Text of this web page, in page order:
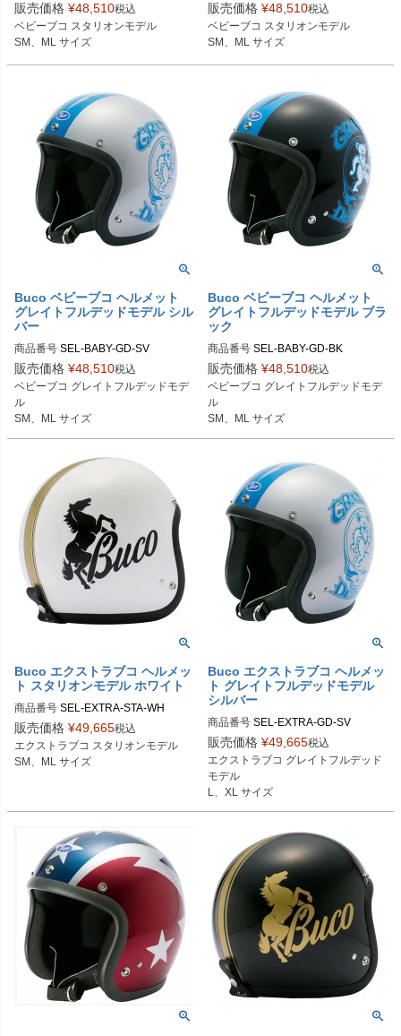
SMサイズ商品コード：0107BBCST
013
14
Buco（ブコ）
販売価格 ¥48,510税込
ベビーブコ スタリオンモデル
SM、ML サイズ
SMサイズ商品コード：0107BBCST
023
24
Buco（ブコ）
販売価格 ¥48,510税込
ベビーブコ スタリオンモデル
SM、ML サイズ
Buco ベビーブコ ヘルメット
グレイトフルデッドモデル シル
バー
商品番号 SEL-BABY-GD-SV
SMサイズ商品コード：0107BBCGF
D083
MLサイズ商品コード：0107BBCGF
Buco（ブコ）
販売価格 ¥48,510税込
ベビーブコ グレイトフルデッドモデ
ル
SM、ML サイズ
Buco ベビーブコ ヘルメット
グレイトフルデッドモデル ブラ
ック
商品番号 SEL-BABY-GD-BK
SMサイズ商品コード：0107BBCGF
D023
MLサイズ商品コード：0107BBCGF
Buco（ブコ）
販売価格 ¥48,510税込
ベビーブコ グレイトフルデッドモデ
ル
SM、ML サイズ
Buco エクストラブコ ヘルメッ
ト スタリオンモデル ホワイト
商品番号 SEL-EXTRA-STA-WH
Lサイズ商品コード：0107EBCST01
5
販売価格 ¥49,665税込
エクストラブコ スタリオンモデル
SM、ML サイズ
Buco エクストラブコ ヘルメッ
ト グレイトフルデッドモデル
シルバー
商品番号 SEL-EXTRA-GD-SV
Lサイズ商品コード：0107EBCGFD0
85
XLサイズ商品コード：0107EBCGF
Buco（ブコ）
販売価格 ¥49,665税込
エクストラブコ グレイトフルデッド
モデル
L、XL サイズ